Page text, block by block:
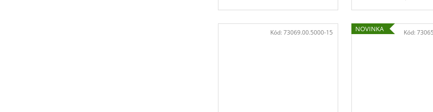
Kód:73069.00.5000-15 NOVINKA Kód: